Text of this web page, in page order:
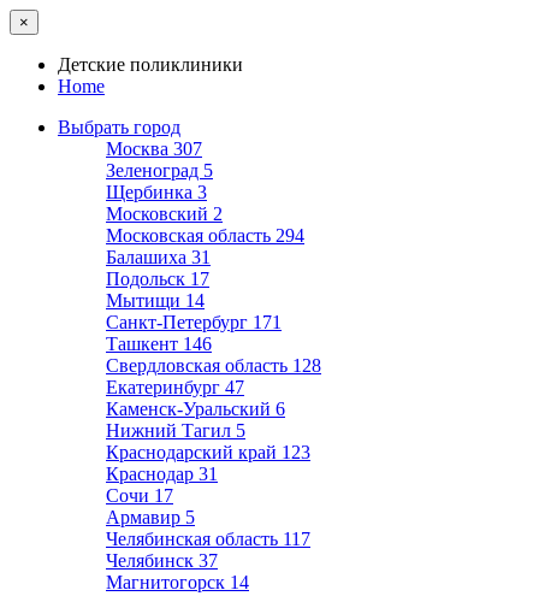
×
Детские поликлиники
Home
Выбрать город
Москва 307
Зеленоград 5
Щербинка 3
Московский 2
Московская область 294
Балашиха 31
Подольск 17
Мытищи 14
Санкт-Петербург 171
Ташкент 146
Свердловская область 128
Екатеринбург 47
Каменск-Уральский 6
Нижний Тагил 5
Краснодарский край 123
Краснодар 31
Сочи 17
Армавир 5
Челябинская область 117
Челябинск 37
Магнитогорск 14